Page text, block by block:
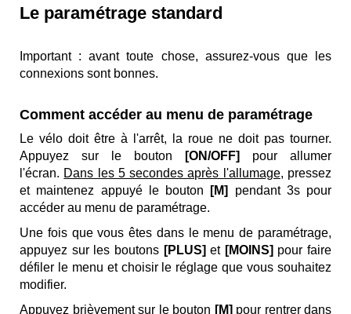
Le paramétrage standard
Important: avant toute chose, assurez-vous que les
connexions sont bonnes.
Comment accéder au menu de paramétrage
Le vélo doit être à l'arrêt, la roue ne doit pas tourner.
Appuyez sur le bouton
[ON/OFF]
pour allumer
l'écran. Dans les 5 secondes après l'allumage, pressez
et maintenez appuyé le bouton
[M]
pendant 3s pour
accéder au menu de paramétrage.
Une fois que vous êtes dans le menu de paramétrage,
appuyez sur les boutons [PLUS] et[MOINS] pour faire
défiler le menu et choisir le réglage que vous souhaitez
modifier.
Appuyez brièvement sur le bouton [M] pour rentrer dans